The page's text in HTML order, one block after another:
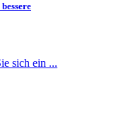
sich ein ...